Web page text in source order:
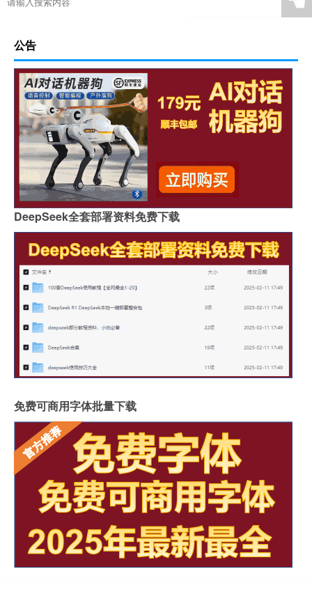
公告
DeepSeek全套部署资料免费下载
免费可商用字体批量下载